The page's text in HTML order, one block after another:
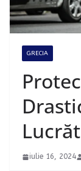
GRECIA
iulie 16, 2024